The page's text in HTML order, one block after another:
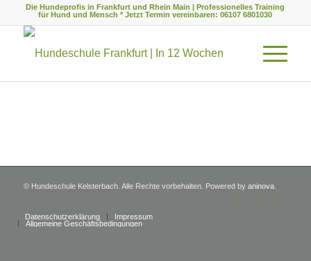
Die Hundeprofis in Frankfurt und Rhein Main | Professionelles Training
für Hund und Mensch * Jetzt Termin vereinbaren: 06107 6801030
© Hundeschule Kelsterbach. Alle Rechte vorbehalten. Powered by aninova.
Datenschutzerklärung
Impressum
Allgemeine Geschäftsbedingungen